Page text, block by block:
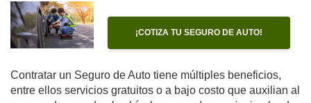
¡COTIZA TU SEGURO DE AUTO!
Contratar un Seguro de Auto tiene múltiples beneficios,
entre ellos servicios gratuitos o a bajo costo que auxilian al